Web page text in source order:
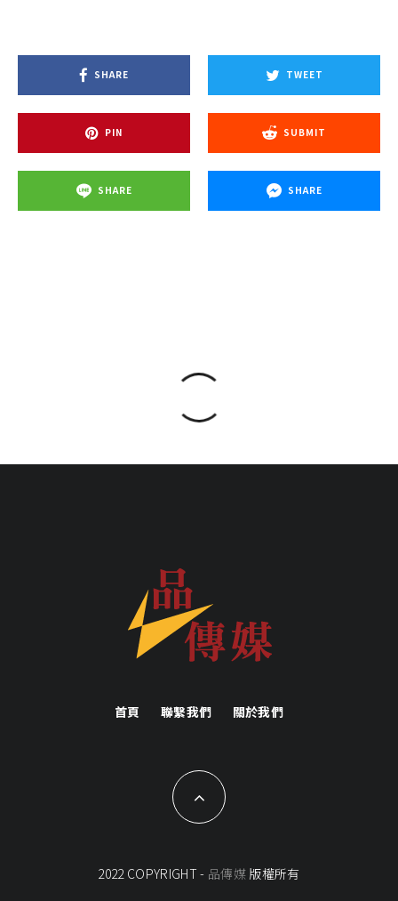
SHARE TWEET
PIN SUBMIT
SHARE SHARE
首頁 聯繫我們 關於我們
2022 COPYRIGHT - 品傳媒 版權所有